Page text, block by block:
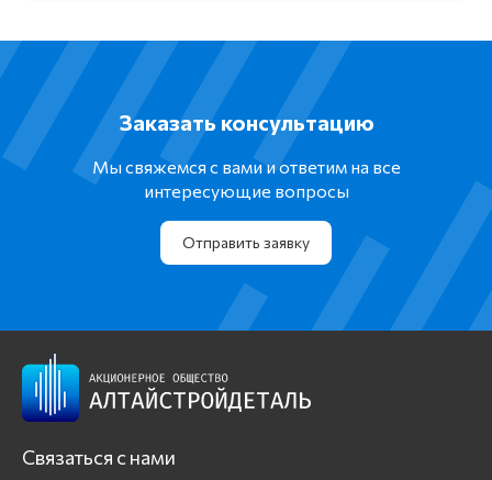
Заказать консультацию
Мы свяжемся с вами и ответим на все
интересующие вопросы
Отправить заявку
Связаться с нами